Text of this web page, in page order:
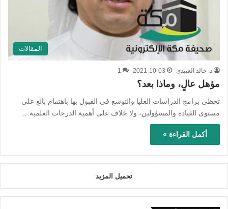
المقالات
د. خالد العييدي 2021-10-03
1
مؤهل عالٍ، وماذا بعد؟
تحظى برامج الدراسات العليا والتوسع في القبول بها باهتمام بالغ على
مستوى القيادة والمسؤولين، ولا خلاف على أهمية الدرجات العلمية…
أكمل القراءة »
تحميل المزيد